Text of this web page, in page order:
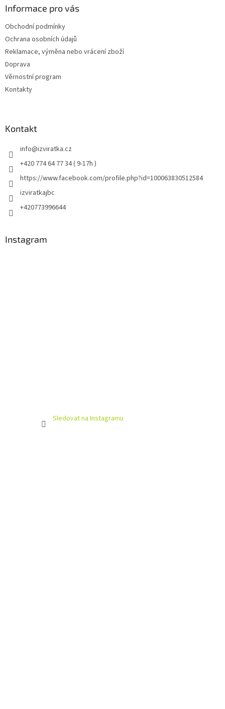
Informace pro vás
Obchodní podmínky
Ochrana osobních údajů
Reklamace, výměna nebo vrácení zboží
Doprava
Věrnostní program
Kontakty
Kontakt
info@izviratka.cz
+420 774 64 77 34 ( 9-17h )
https://www.facebook.com/profile.php?id=100063830512584
izviratkajbc
+420773996644
Instagram
Sledovat na Instagramu